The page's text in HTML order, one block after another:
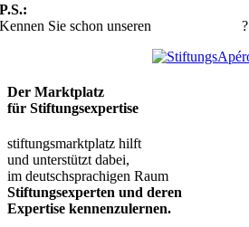
P.S.:
Kennen Sie schon unseren
StiftungsApéro?
Der Marktplatz
für Stiftungsexpertise
stiftungsmarktplatz hilft
und unterstützt dabei,
im deutschsprachigen Raum
Stiftungsexperten und deren
Expertise kennenzulernen.